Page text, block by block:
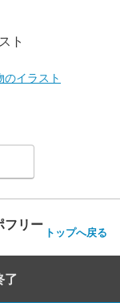
ト
のイラスト
フリー トップへ戻る
了